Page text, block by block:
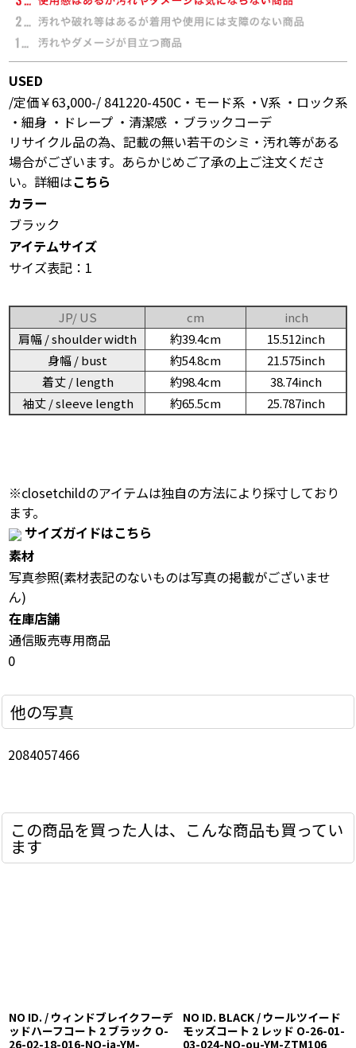
USED
/定価￥63,000-/ 841220-450C・モード系 ・V系 ・ロック系
・細身 ・ドレープ ・清潔感 ・ブラックコーデ
リサイクル品の為、記載の無い若干のシミ・汚れ等がある
場合がございます。あらかじめご了承の上ご注文くださ
い。詳細はこちら
カラー
ブラック
アイテムサイズ
サイズ表記：1
JP/ US cm
inch
肩幅 / shoulder width
約39.4cm
15.512inch
身幅 / bust
約54.8cm
21.575inch
着丈 / length
約98.4cm
38.74inch
袖丈 / sleeve length
約65.5cm 25.787inch
※closetchildのアイテムは独自の方法により採寸しており
ます。
サイズガイドはこちら
素材
写真参照(素材表記のないものは写真の掲載がございませ
ん)
在庫店舗
通信販売専用商品
0
他の写真
2084057466
この商品を買った人は、こんな商品も買ってい
ます
NO ID. / ウィンドブレイクフーデ
ッドハーフコート 2 ブラック O-
26-02-18-016-NO-ja-YM-
NO ID. BLACK / ウールツイード
モッズコート 2 レッド O-26-01-
03-024-NO-ou-YM-ZTM106